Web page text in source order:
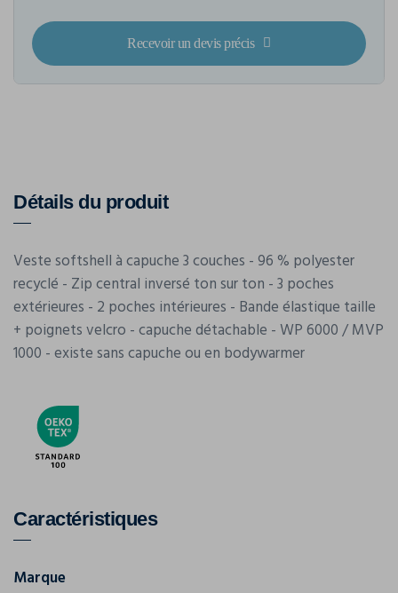
Recevoir un devis précis
Détails du produit
Veste softshell à capuche 3 couches - 96 % polyester
recyclé - Zip central inversé ton sur ton - 3 poches
extérieures - 2 poches intérieures - Bande élastique taille
+ poignets velcro - capuche détachable - WP 6000 / MVP
1000 - existe sans capuche ou en bodywarmer
Caractéristiques
Marque